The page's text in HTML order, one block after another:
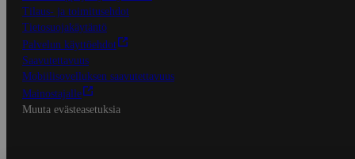
Tilaus- ja toimitusehdot
Tietosuojakäytäntö
Palvelun käyttöehdot
Saavutettavuus
Mobiilisovelluksen saavutettavuus
Mainostajalle
Muuta evästeasetuksia